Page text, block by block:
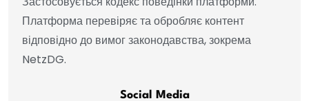
Платформа перевіряє та обробляє контент
відповідно до вимог законодавства, зокрема
NetzDG.
Social Media